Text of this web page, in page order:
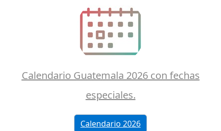
Calendario Guatemala 2026 con fechas
especiales.
Calendario 2026